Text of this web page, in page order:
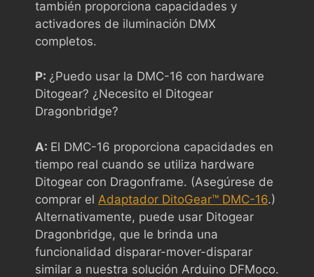
también proporciona capacidades y
activadores de iluminación DMX
completos.
P: ¿Puedo usar la DMC-16 con hardware
Ditogear? ¿Necesito el Ditogear
Dragonbridge?
A: El DMC-16 proporciona capacidades en
tiempo real cuando se utiliza hardware
Ditogear con Dragonframe. (Asegúrese de
comprar el Adaptador DitoGear™ DMC-16.)
Alternativamente, puede usar Ditogear
Dragonbridge, que le brinda una
funcionalidad disparar-mover-disparar
similar a nuestra solución Arduino DFMoco.